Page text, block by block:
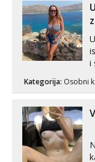
i
Kategorija: Osobni